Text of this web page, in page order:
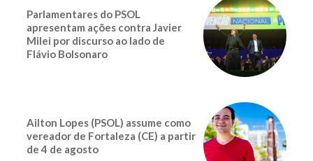
Parlamentares do PSOL
apresentam ações contra Javier
Milei por discurso ao lado de
Flávio Bolsonaro
Ailton Lopes (PSOL) assume como
vereador de Fortaleza (CE) a partir
de 4 de agosto